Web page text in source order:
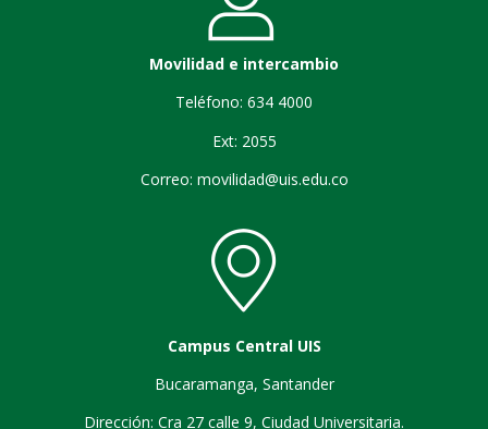
Movilidad e intercambio
Teléfono: 634 4000
Ext: 2055
Correo: movilidad@uis.edu.co
Campus Central UIS
Bucaramanga, Santander
Dirección: Cra 27 calle 9, Ciudad Universitaria.